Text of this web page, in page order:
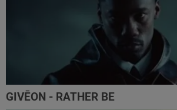
GIVĒON - RATHER BE